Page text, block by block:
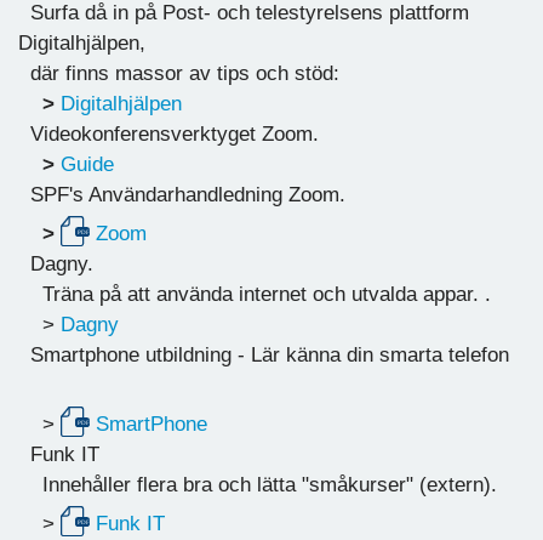
Surfa då in på Post- och telestyrelsens plattform
Digitalhjälpen,
där finns massor av tips och stöd:
> Digitalhjälpen
Videokonferensverktyget Zoom.
> Guide
SPF's Användarhandledning Zoom.
>
Zoom
Dagny.
Träna på att använda internet och utvalda appar. .
> Dagny
Smartphone utbildning - Lär känna din smarta telefon
>
SmartPhone
Funk IT
Innehåller flera bra och lätta "småkurser" (extern).
>
Funk IT